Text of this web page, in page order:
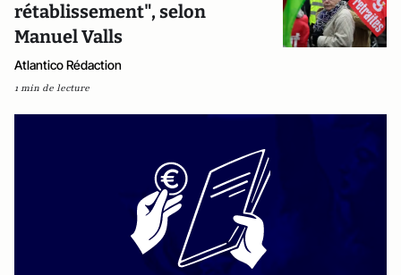
rétablissement", selon
Manuel Valls
Atlantico Rédaction
1 min de lecture